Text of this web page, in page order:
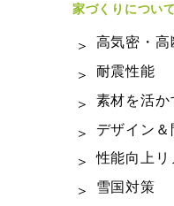
家づくりについて
高気密・高
耐震性能
素材を活か
デザイン＆
性能向上
雪国対策